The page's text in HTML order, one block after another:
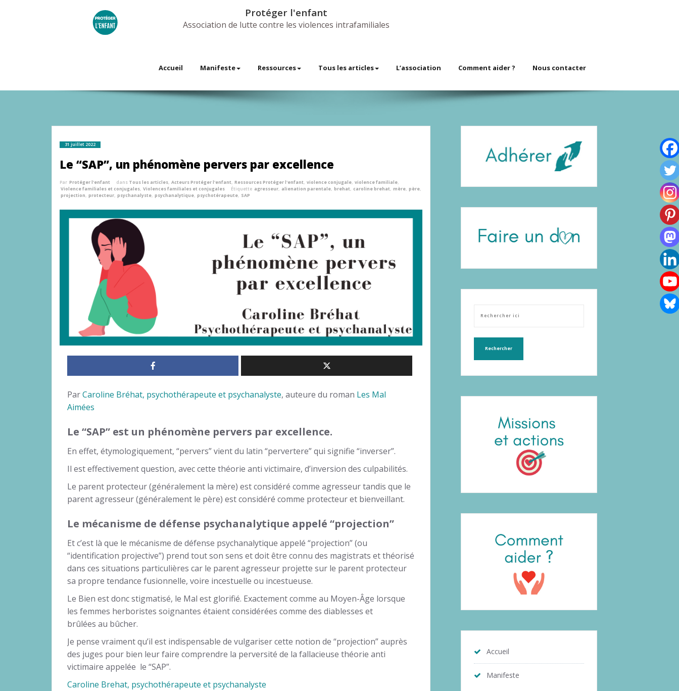
Protéger l'enfant
Association de lutte contre les violences intrafamiliales
Accueil Manifeste Ressources Tous les articles L’association Comment aider ? Nous contacter
31 juillet 2022
Le “SAP”, un phénomène pervers par excellence
Par Protéger l'enfant dans Tous les articles, Acteurs Protéger l'enfant, Ressources Protéger l'enfant, violence conjugale, violence familiale,
Violence familiales et conjugales, Violences familiales et conjugales Étiquette agresseur, alienation parentale, brehat, caroline brehat, mère, père,
projection, protecteur, psychanalyste, psychanalytique, psychotérapeute, SAP
ParCaroline Bréhat, psychothérapeute et psychanalyste, auteure du roman Les Mal
Aimées
Le “SAP” est un phénomène pervers par excellence.
En effet, étymologiquement, “pervers” vient du latin “pervertere” qui signifie “inverser”.
Il est effectivement question, avec cette théorie anti victimaire, d’inversion des culpabilités.
Le parent protecteur (généralement la mère) est considéré comme agresseur tandis que le
parent agresseur (généralement le père) est considéré comme protecteur et bienveillant.
Le mécanisme de défense psychanalytique appelé “projection”
Et c’est là que le mécanisme de défense psychanalytique appelé “projection” (ou
“identification projective”) prend tout son sens et doit être connu des magistrats et théorisé
dans ces situations particulières car le parent agresseur projette sur le parent protecteur
sa propre tendance fusionnelle, voire incestuelle ou incestueuse.
Le Bien est donc stigmatisé, le Mal est glorifié. Exactement comme au Moyen-Âge lorsque
les femmes herboristes soignantes étaient considérées comme des diablesses et
brûlées au bûcher.
Je pense vraiment qu’il est indispensable de vulgariser cette notion de “projection” auprès
des juges pour bien leur faire comprendre la perversité de la fallacieuse théorie anti
victimaire appelée le “SAP”.
Caroline Brehat, psychothérapeute et psychanalyste
Accueil
Manifeste